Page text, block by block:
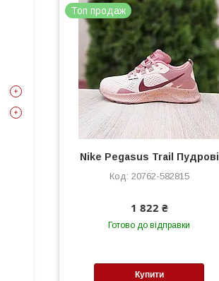
Топ продаж
Nike Pegasus Trail Пудрові
20762-582815
1 822 ₴
Готово до відправки
Купити